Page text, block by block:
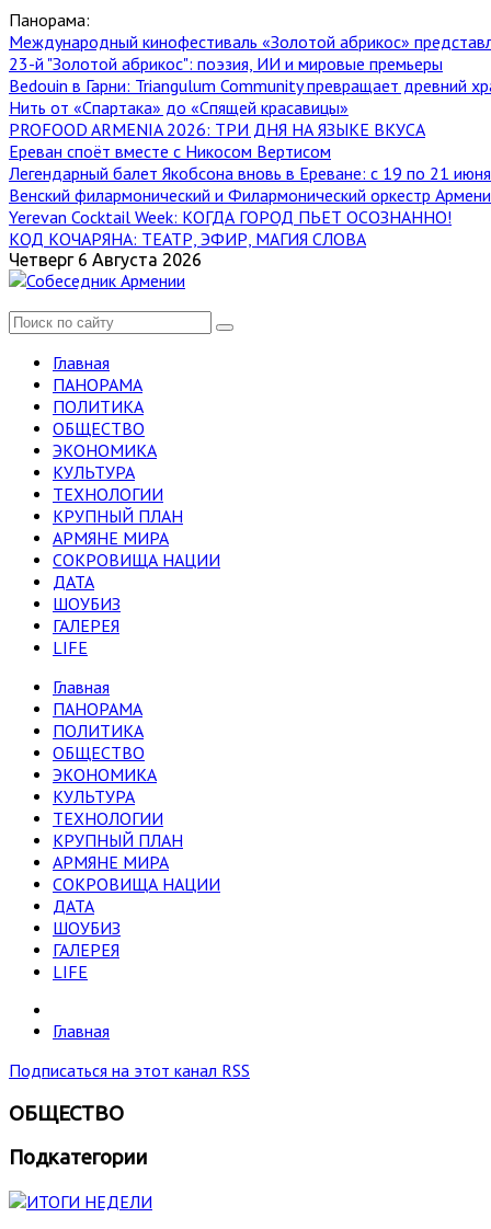
Панорама:
Международный кинофестиваль «Золотой абрикос»
23-й "Золотой абрикос": поэзия, ИИ и мировые премьеры
Bedouin в Гарни: Triangulum Community превращает древний
Нить от «Спартака» до «Спящей красавицы»
PROFOOD ARMENIA 2026: ТРИ ДНЯ НА ЯЗЫКЕ ВКУСА
Ереван споёт вместе с Никосом Вертисом
Легендарный балет Якобсона вновь в Ереване: с 19 по 21
Венский филармонический и Филармонический оркестр
Yerevan Cocktail Week: КОГДА ГОРОД ПЬЕТ ОСОЗНАННО!
КОД КОЧАРЯНА: ТЕАТР, ЭФИР, МАГИЯ СЛОВА
Четверг 6 Августа 2026
Главная
ПАНОРАМА
ПОЛИТИКА
ОБЩЕСТВО
ЭКОНОМИКА
КУЛЬТУРА
ТЕХНОЛОГИИ
КРУПНЫЙ ПЛАН
АРМЯНЕ МИРА
СОКРОВИЩА НАЦИИ
ДАТА
ШОУБИЗ
ГАЛЕРЕЯ
LIFE
Главная
ПАНОРАМА
ПОЛИТИКА
ОБЩЕСТВО
ЭКОНОМИКА
КУЛЬТУРА
ТЕХНОЛОГИИ
КРУПНЫЙ ПЛАН
АРМЯНЕ МИРА
СОКРОВИЩА НАЦИИ
ДАТА
ШОУБИЗ
ГАЛЕРЕЯ
LIFE
Главная
Подписаться на этот канал RSS
ОБЩЕСТВО
Подкатегории